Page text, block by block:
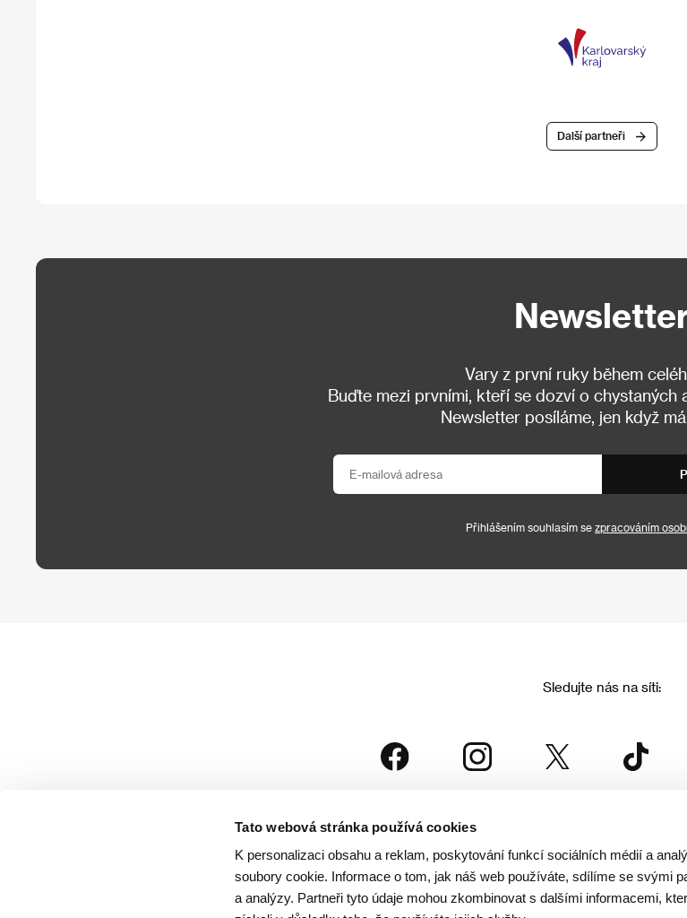
Tato webová stránka používá cookies
K personalizaci obsahu a reklam, poskytování funkcí sociálních médií a
soubory cookie. Informace o tom, jak náš web používáte, sdílíme se svými
a analýzy. Partneři tyto údaje mohou zkombinovat s dalšími informacemi,
Další partneři
Vary z první ruky během
Buďte mezi prvními, kteří se dozví o chystaných
Newsletter posíláme, jen když
Přihlášením souhlasím se zpracováním
Sledujte nás na síti:
je součástí rodiny KVIFF Group, která